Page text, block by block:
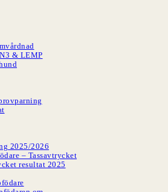
& LEMP
2025/2026
– Tassavtrycket
resultat 2025